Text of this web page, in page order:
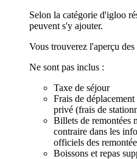
Selon la catégorie d'igloo
peuvent s'y ajouter.
Vous trouverez l'aperçu
Ne sont pas inclus :
Taxe de séjour
Frais de
privé (frais de
Billets de remontées
contraire dans les
officiels des
Boissons et repas